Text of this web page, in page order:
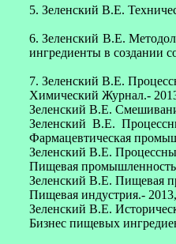
5. Зеленский В.Е.
6. Зеленский В.Е.
ингредиенты в создании
7. Зеленский В.Е.
Химический Журнал.-
Зеленский В.Е.
Зеленский В.Е.
Фармацевтическая
Зеленский В.Е.
Пищевая
Зеленский В.Е. Пищевая
Пищевая индустрия.-
Зеленский В.Е.
Бизнес пищевых